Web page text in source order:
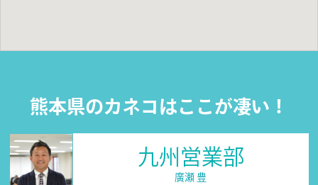
熊本県のカネコはここが凄い！
九州営業部
廣瀬 豊